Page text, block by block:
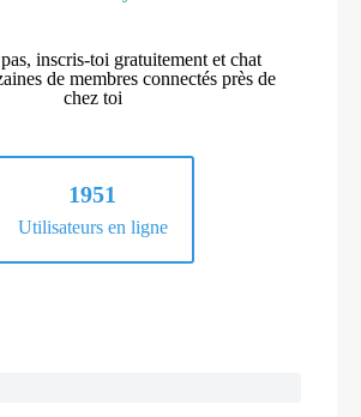
inscris-toi gratuitement et chat
de membres connectés près de
chez toi
1951
Utilisateurs en ligne